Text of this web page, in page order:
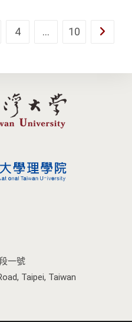
4 ... 10 Go to
一號
Taipei, Taiwan